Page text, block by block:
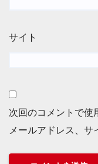
サイト
次回のコメントで使
メールアドレス、サ